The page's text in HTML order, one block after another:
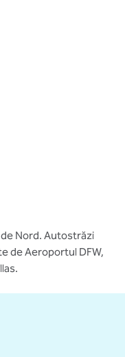
Nord. Autostrăzi
de Aeroportul DFW,